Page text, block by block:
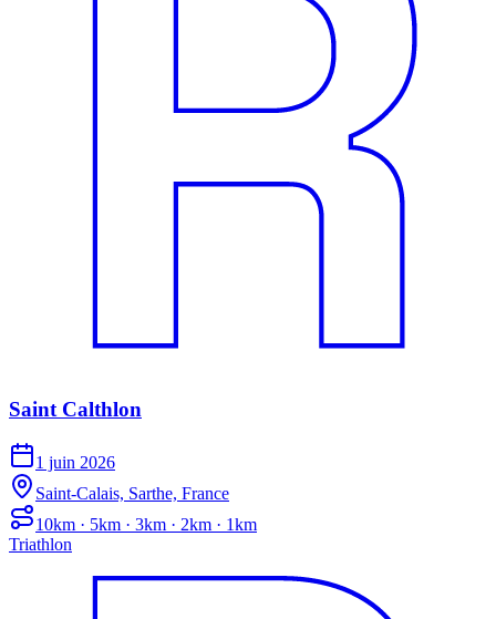
Saint Calthlon
1 juin 2026
Saint-Calais, Sarthe, France
10km · 5km · 3km · 2km · 1km
Triathlon